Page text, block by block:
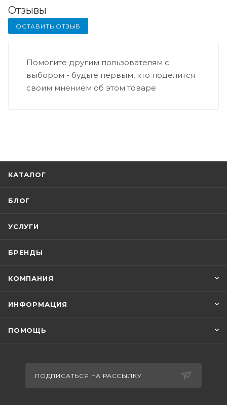
Отзывы
ОСТАВИТЬ ОТЗЫВ
Помогите другим пользователям с
выбором - будьте первым, кто поделится
своим мнением об этом товаре
КАТАЛОГ
БЛОГ
УСЛУГИ
БРЕНДЫ
КОМПАНИЯ
ИНФОРМАЦИЯ
ПОМОЩЬ
ПОДПИСАТЬСЯ НА РАССЫЛКУ